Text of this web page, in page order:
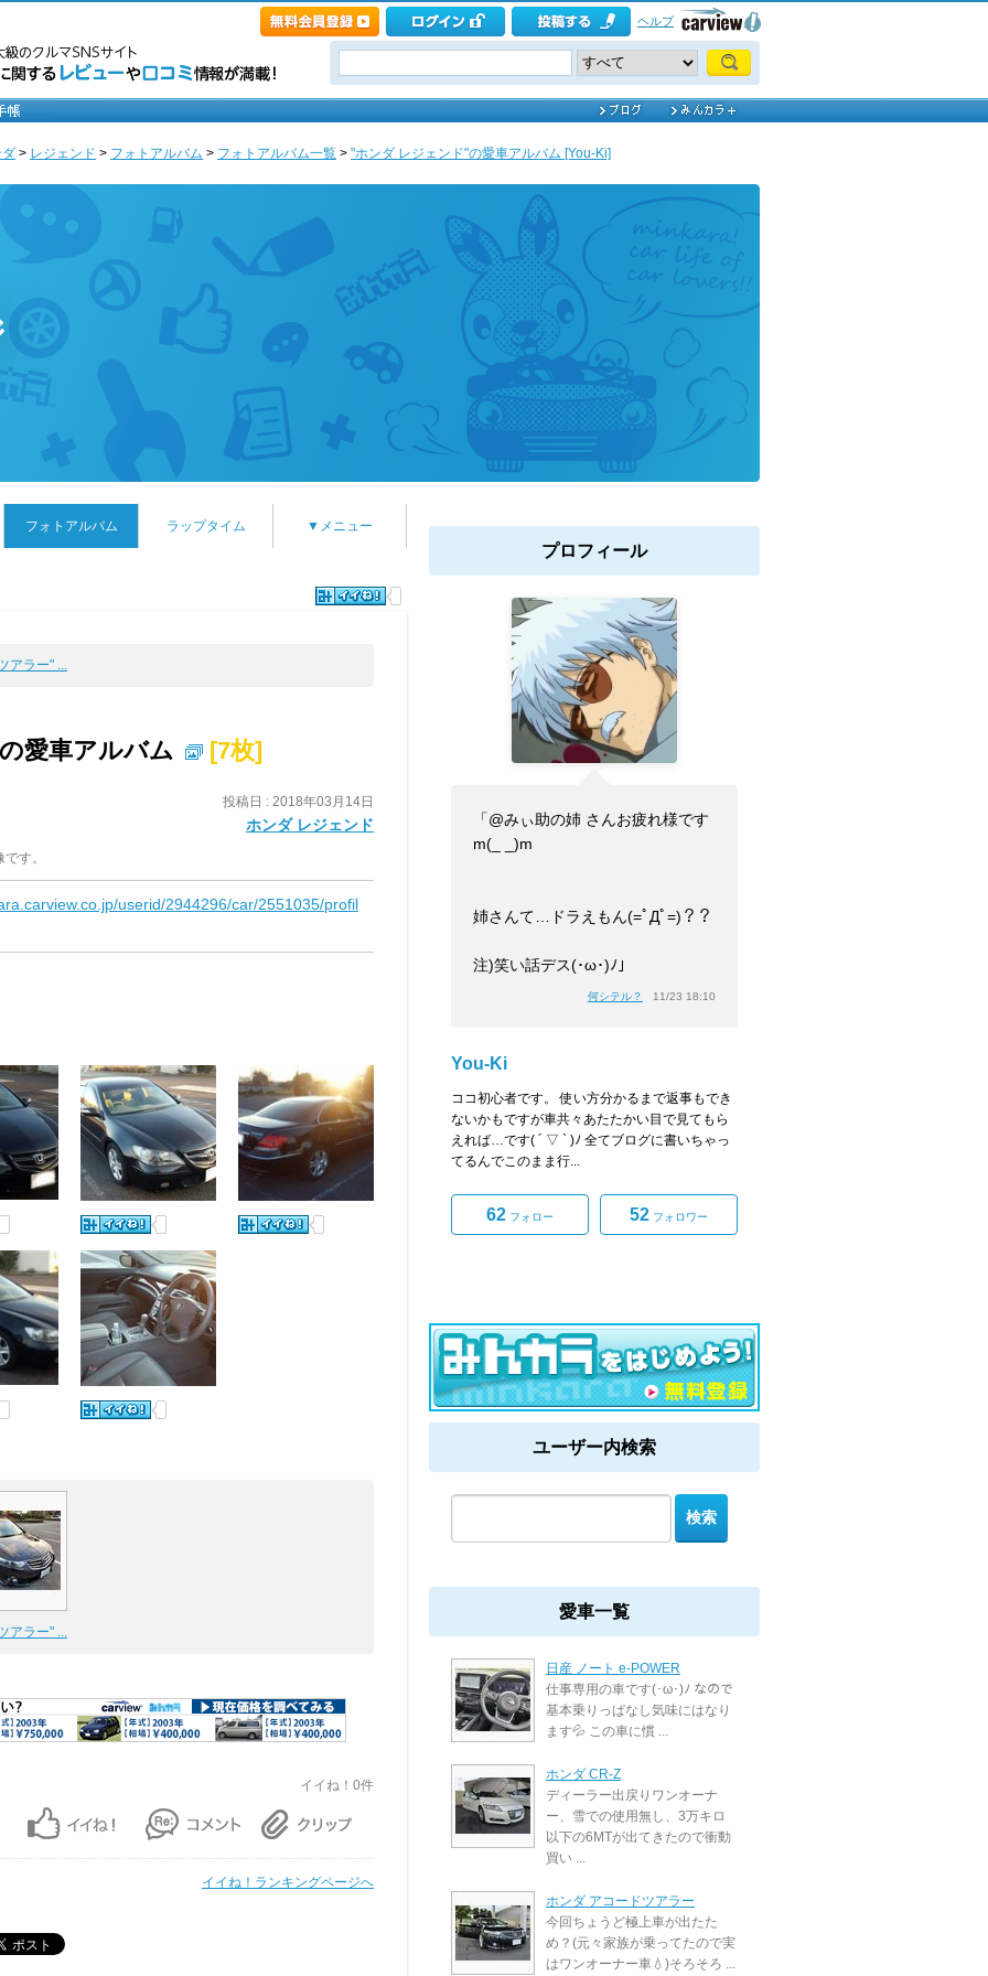
ヘルプ
> レジェンド > フォトアルバム > フォトアルバム一覧 > "ホンダ レジェンド"の愛車アルバム [You-Ki]
フォトアルバム ラップタイム ▼メニュー
アラー" ...
愛車アルバム [7枚]
投稿日 : 2018年03月14日
ホンダ レジェンド
す。
userid/2944296/car/2551035/profil
アラー" ...
イイね！0件
イイね！ランキングページへ
プロフィール
「@みぃ助の姉 さんお疲れ様です
m(_ _)m
姉さんて…ドラえもん(=ﾟДﾟ=)？？
注)笑い話デス(･ω･)ﾉ」
何シテル？ 11/23 18:10
You-Ki
ココ初心者です。 使い方分かるまで返事もでき
ないかもですが車共々あたたかい目で見てもら
えれば…です( ´ ▽ ` )ﾉ 全てブログに書いちゃっ
てるんでこのまま行...
62 フォロー 52 フォロワー
ユーザー内検索
愛車一覧
日産 ノート e-POWER
仕事専用の車です(･ω･)ﾉ なので
基本乗りっぱなし気味にはなり
ます💦 この車に慣 ...
ホンダ CR-Z
ディーラー出戻りワンオーナ
ー、雪での使用無し、3万キロ
以下の6MTが出てきたので衝動
買い ...
ホンダ アコードツアラー
今回ちょうど極上車が出たた
め？(元々家族が乗ってたので実
はワンオーナー車💧‬)そろそろ ...